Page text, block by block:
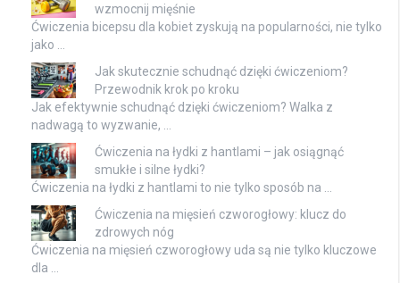
wzmocnij mięśnie
Ćwiczenia bicepsu dla kobiet zyskują na popularności, nie tylko
jako …
Jak skutecznie schudnąć dzięki ćwiczeniom?
Przewodnik krok po kroku
Jak efektywnie schudnąć dzięki ćwiczeniom? Walka z
nadwagą to wyzwanie, …
Ćwiczenia na łydki z hantlami – jak osiągnąć
smukłe i silne łydki?
Ćwiczenia na łydki z hantlami to nie tylko sposób na …
Ćwiczenia na mięsień czworogłowy: klucz do
zdrowych nóg
Ćwiczenia na mięsień czworogłowy uda są nie tylko kluczowe
dla …